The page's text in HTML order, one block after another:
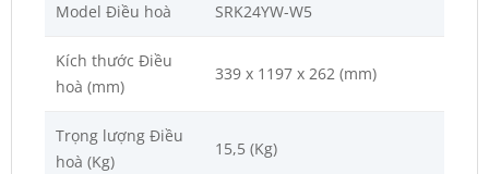
Model Điều hoà SRK24YW-W5
Kích thước Điều
hoà (mm)
339 x 1197 x 262 (mm)
Trọng lượng Điều
hoà (Kg)
15,5 (Kg)